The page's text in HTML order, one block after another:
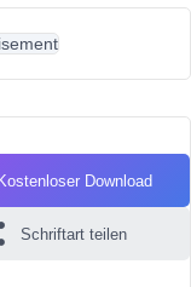
Download
Schriftart teilen